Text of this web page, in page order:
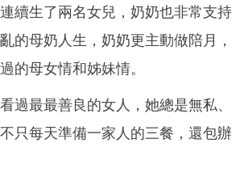
續生了兩名女兒，奶奶也非常支持
的母奶人生，奶奶更主動做陪月，
的母女情和姊妹情。
過最最善良的女人，她總是無私、
只每天準備一家人的三餐，還包辦